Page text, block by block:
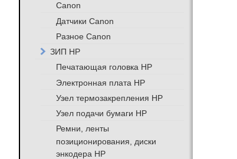
Canon
Датчики Canon
Разное Canon
ЗИП HP
Печатающая головка HP
Электронная плата HP
Узел термозакрепления HP
Узел подачи бумаги HP
Ремни, ленты
позиционирования, диски
энкодера HP